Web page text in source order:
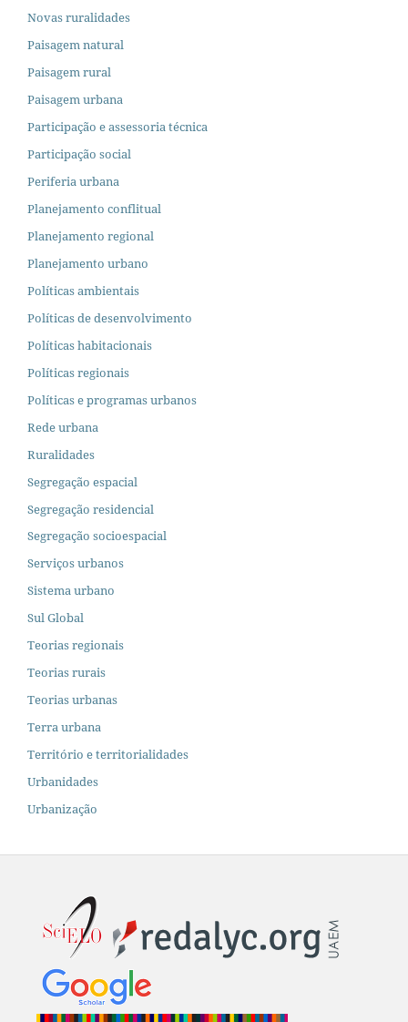
Novas ruralidades
Paisagem natural
Paisagem rural
Paisagem urbana
Participação e assessoria técnica
Participação social
Periferia urbana
Planejamento conflitual
Planejamento regional
Planejamento urbano
Políticas ambientais
Políticas de desenvolvimento
Políticas habitacionais
Políticas regionais
Políticas e programas urbanos
Rede urbana
Ruralidades
Segregação espacial
Segregação residencial
Segregação socioespacial
Serviços urbanos
Sistema urbano
Sul Global
Teorias regionais
Teorias rurais
Teorias urbanas
Terra urbana
Território e territorialidades
Urbanidades
Urbanização